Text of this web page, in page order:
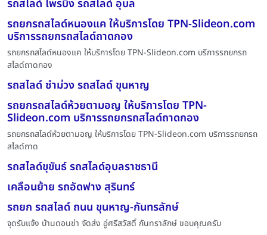
รถสไลด์ ไพรบึง รถสไลด์ อุบล
รถยกรถสไลด์หนองแค ให้บริการโดย TPN-Slideon.com
บริการรถยกรถสไลด์ถาดกอง
รถยกรถสไลด์หนองแค ให้บริการโดย TPN-Slideon.com บริการรถยกรถ
สไลด์ถาดกอง
รถสไลด์ ซำม่วง รถสไลด์ ขุนหาญ
รถยกรถสไลด์ห้วยตามอญ ให้บริการโดย TPN-
Slideon.com บริการรถยกรถสไลด์ถาดกอง
รถยกรถสไลด์ห้วยตามอญ ให้บริการโดย TPN-Slideon.com บริการรถยกรถ
สไลด์ถาด
รถสไลด์ขุขันธ์ รถสไลด์อุบลราชธานี
เคลื่อนย้าย รถอัดฟาง สุรินทร์
รถยก รถสไลด์ ถนน ขุนหาญ-กันทรลักษ์
จุดรับแจ้ง บ้านดอนข่า จัดส่ง อู่ศรีสวัสดิ์ กันทราลักษ์ ขอบคุณครับ